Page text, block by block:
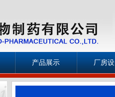
产品展示 厂房